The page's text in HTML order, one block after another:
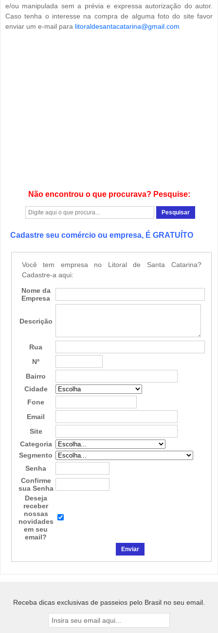
e/ou manipulada sem a prévia e expressa autorização do autor.
Caso tenha o interesse na compra de alguma foto do site favor
enviar um e-mail para litoraldesantacatarina@gmail.com
Não encontrou o que procurava? Pesquise:
Cadastre seu comércio ou empresa, É GRATUÍTO
Você tem empresa no Litoral de Santa Catarina?
Cadastre-a aqui:
Nome da
Empresa
Descrição
Rua
Nº
Bairro
Cidade
Fone
Email
Site
Categoria
Segmento
Senha
Confirme
sua Senha
Deseja
receber
nossas
novidades
em seu
email?
Receba dicas exclusivas de passeios pelo Brasil no seu email.